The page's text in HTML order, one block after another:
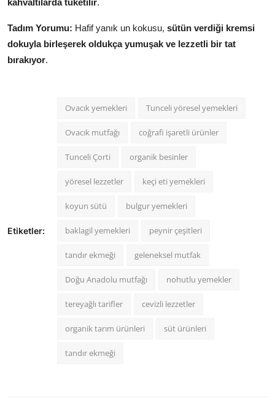
Tadım Yorumu: Hafif yanık un kokusu, sütün verdiği kremsi
dokuyla birleşerek oldukça yumuşak ve lezzetli bir tat
bırakıyor.
Etiketler:
Ovacık yemekleri Tunceli yöresel yemekleri
Ovacık mutfağı coğrafi işaretli ürünler
Tunceli Çorti organik besinler
yöresel lezzetler keçi eti yemekleri
koyun sütü bulgur yemekleri
baklagil yemekleri peynir çeşitleri
tandır ekmeği geleneksel mutfak
Doğu Anadolu mutfağı nohutlu yemekler
tereyağlı tarifler cevizli lezzetler
organik tarım ürünleri süt ürünleri
tandır ekmeği